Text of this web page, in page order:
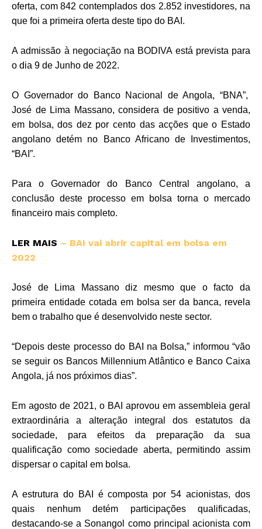
oferta, com 842 contemplados dos 2.852 investidores, na
que foi a primeira oferta deste tipo do BAI.
A admissão à negociação na BODIVA está prevista para
o dia 9 de Junho de 2022.
O Governador do Banco Nacional de Angola, “BNA”,
José de Lima Massano, considera de positivo a venda,
em bolsa, dos dez por cento das acções que o Estado
angolano detém no Banco Africano de Investimentos,
“BAI”.
Para o Governador do Banco Central angolano, a
conclusão deste processo em bolsa torna o mercado
financeiro mais completo.
LER MAIS – BAI vai abrir capital em bolsa em
2022
José de Lima Massano diz mesmo que o facto da
primeira entidade cotada em bolsa ser da banca, revela
bem o trabalho que é desenvolvido neste sector.
“Depois deste processo do BAI na Bolsa,” informou “vão
se seguir os Bancos Millennium Atlântico e Banco Caixa
Angola, já nos próximos dias”.
Em agosto de 2021, o BAI aprovou em assembleia geral
extraordinária a alteração integral dos estatutos da
sociedade, para efeitos da preparação da sua
qualificação como sociedade aberta, permitindo assim
dispersar o capital em bolsa.
A estrutura do BAI é composta por 54 acionistas, dos
quais nenhum detém participações qualificadas,
destacando-se a Sonangol como principal acionista com